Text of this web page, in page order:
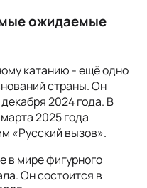
ожидаемые
катанию - ещё одно
страны. Он
2024 года. В
2025 года
«Русский вызов».
в мире фигурного
Он состоится в